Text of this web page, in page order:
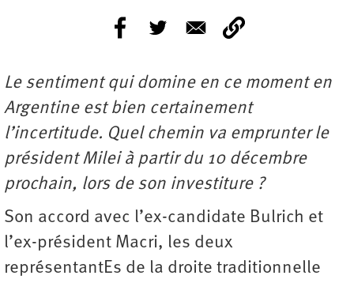
Le sentiment qui domine en ce moment en
Argentine est bien certainement
l’incertitude. Quel chemin va emprunter le
président Milei à partir du 10 décembre
prochain, lors de son investiture ?
Son accord avec l’ex-candidate Bulrich et
l’ex-président Macri, les deux
représentantEs de la droite traditionnelle